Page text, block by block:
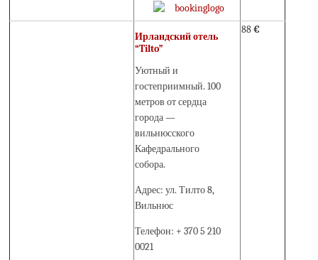
Ирландский отель
“Tilto”
Уютный и
гостеприимный. 100
метров от сердца
города —
вильнюсского
Кафедрального
собора.
Адрес: ул. Тилто 8,
Вильнюс
Телефон: + 370 5 210
0021
88€